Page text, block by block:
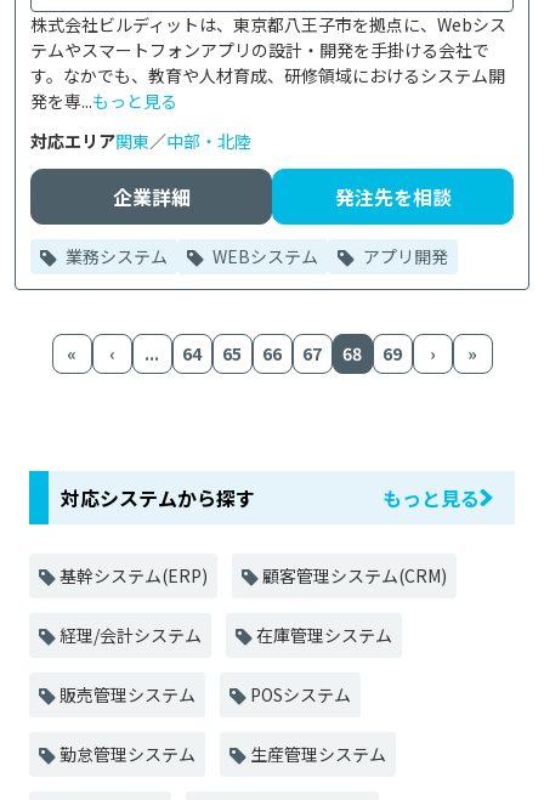
株式会社ビルディットは、東京都八王子市を拠点に、Webシス
テムやスマートフォンアプリの設計・開発を手掛ける会社で
す。なかでも、教育や人材育成、研修領域におけるシステム開
発を専...もっと見る
対応エリア関東／中部・北陸
企業詳細 発注先を相談
業務システム WEBシステム アプリ開発
« ‹ ... 64 65 66 67 68 69 › »
対応システムから探す もっと見る
基幹システム(ERP) 顧客管理システム(CRM)
経理/会計システム 在庫管理システム
販売管理システム POSシステム
勤怠管理システム 生産管理システム